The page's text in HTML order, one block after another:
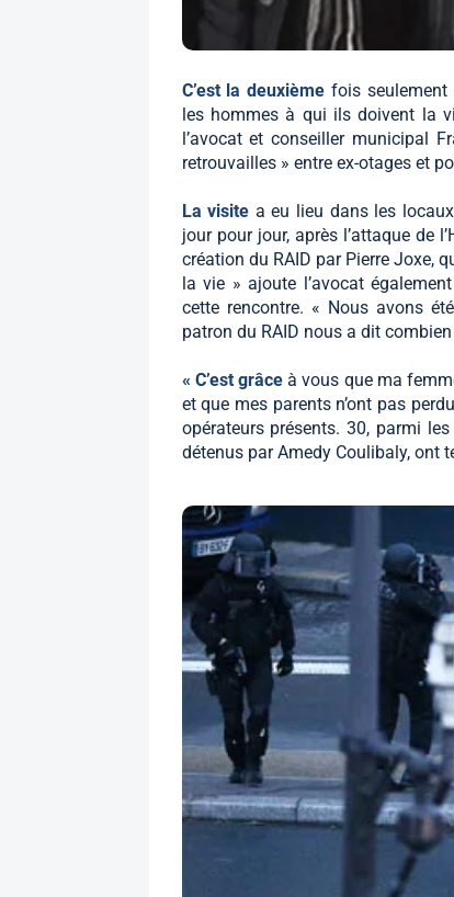
C’est la deuxièmefois seulement
les hommes à qui ils doivent la
l’avocat et conseiller municipal
retrouvailles » entre ex-otages et
La visite a eu lieu dans les
jour pour jour, après l’attaque de
création du RAID par Pierre Joxe,
la vie » ajoute l’avocat
cette rencontre. « Nous avons
patron du RAID nous a dit
« C’est grâceà vous que ma
et que mes parents n’ont pas
opérateurs présents. 30, parmi
détenus par Amedy Coulibaly, ont